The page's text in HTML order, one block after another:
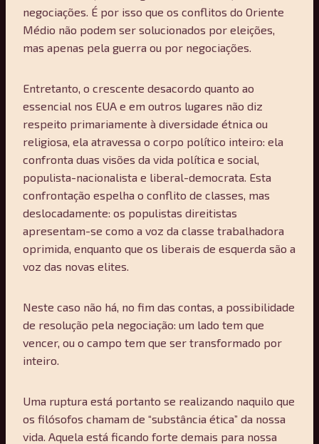
negociações. É por isso que os conflitos do Oriente
Médio não podem ser solucionados por eleições,
mas apenas pela guerra ou por negociações.
Entretanto, o crescente desacordo quanto ao
essencial nos EUA e em outros lugares não diz
respeito primariamente à diversidade étnica ou
religiosa, ela atravessa o corpo político inteiro: ela
confronta duas visões da vida política e social,
populista-nacionalista e liberal-democrata. Esta
confrontação espelha o conflito de classes, mas
deslocadamente: os populistas direitistas
apresentam-se como a voz da classe trabalhadora
oprimida, enquanto que os liberais de esquerda são a
voz das novas elites.
Neste caso não há, no fim das contas, a possibilidade
de resolução pela negociação: um lado tem que
vencer, ou o campo tem que ser transformado por
inteiro.
Uma ruptura está portanto se realizando naquilo que
os filósofos chamam de “substância ética” da nossa
vida. Aquela está ficando forte demais para nossa